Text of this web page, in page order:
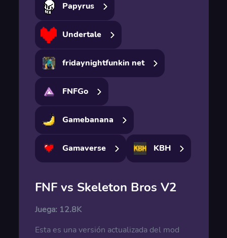
Papyrus
Undertale
fridaynightfunkin net
FNFGo
Gamebanana
Gamaverse KBH
FNF vs Skeleton Bros V2
Juega: 12.8K
Esta es una versión actualizada del mod